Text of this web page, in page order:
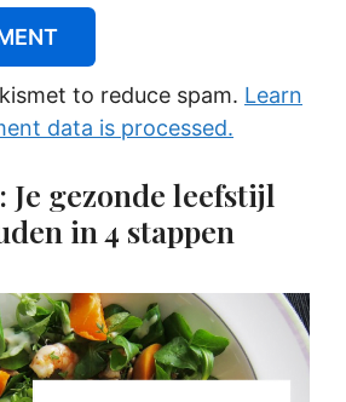
to reduce spam. Learn
data is processed.
Je gezonde leefstijl
in 4 stappen